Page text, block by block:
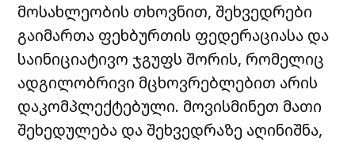
მოსახლეობის თხოვნით, შეხვედრები
გაიმართა ფეხბურთის ფედერაციასა და
საინიციატივო ჯგუფს შორის, რომელიც
ადგილობრივი მცხოვრებლებით არის
დაკომპლექტებული. მოვისმინეთ მათი
შეხედულება და შეხვედრაზე აღინიშნა,